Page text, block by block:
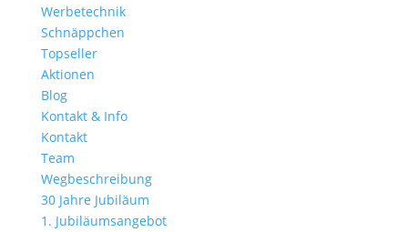
Werbetechnik
Schnäppchen
Topseller
Aktionen
Blog
Kontakt & Info
Kontakt
Team
Wegbeschreibung
30 Jahre Jubiläum
1. Jubiläumsangebot